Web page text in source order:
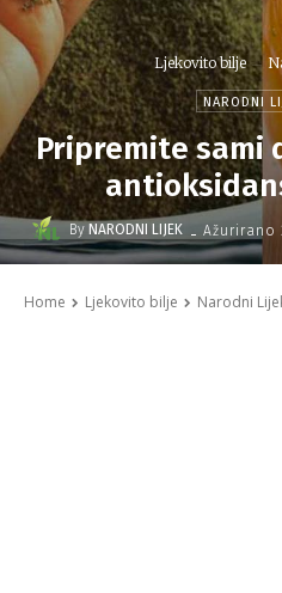
Ljekovito bilje
NARODNI
Pripremite sami
By NARODNI LIJEK - Ažurirano
Home Ljekovito bilje Narodni